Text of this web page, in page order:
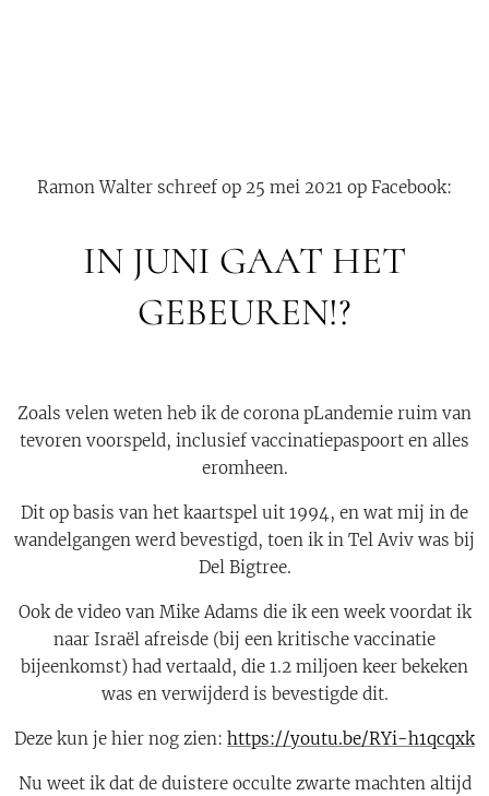
Ramon Walter schreef op 25 mei 2021 op Facebook:
IN JUNI GAAT HET
GEBEUREN!?
Zoals velen weten heb ik de corona pLandemie ruim van
tevoren voorspeld, inclusief vaccinatiepaspoort en alles
eromheen.
Dit op basis van het kaartspel uit 1994, en wat mij in de
wandelgangen werd bevestigd, toen ik in Tel Aviv was bij
Del Bigtree.
Ook de video van Mike Adams die ik een week voordat ik
naar Israël afreisde (bij een kritische vaccinatie
bijeenkomst) had vertaald, die 1.2 miljoen keer bekeken
was en verwijderd is bevestigde dit.
Deze kun je hier nog zien: https://youtu.be/RYi-h1qcqxk
Nu weet ik dat de duistere occulte zwarte machten altijd